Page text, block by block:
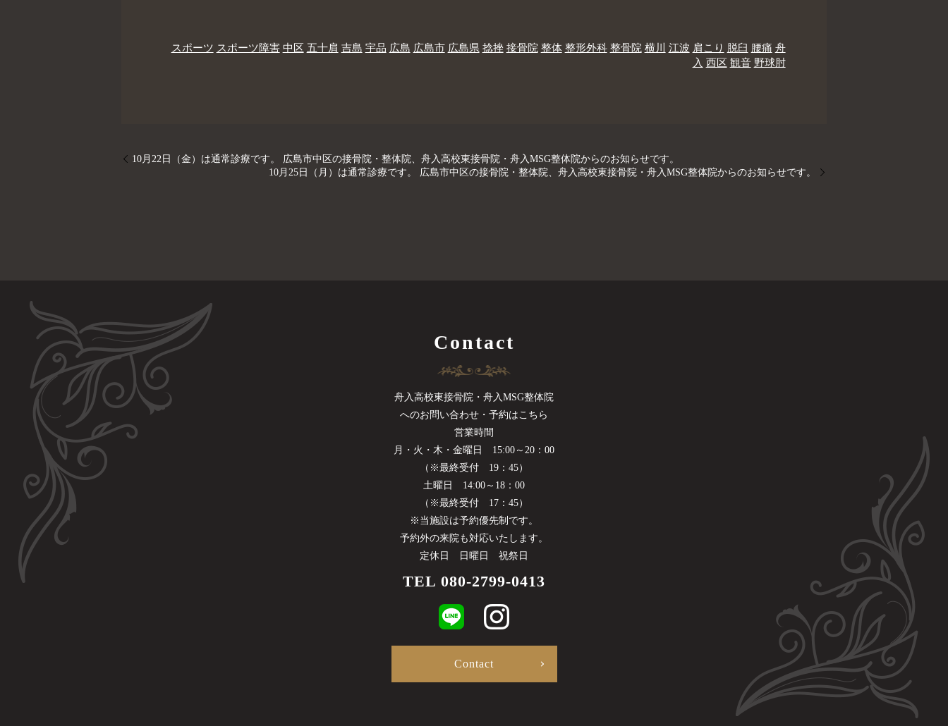
スポーツ スポーツ障害 中区 五十肩 吉島 宇品 広島 広島市 広島県 捻挫 接骨院 整体 整形外科 整骨院 横川 江波 肩こり 脱臼 腰痛 舟
入 西区 観音 野球肘
10月22日（金）は通常診療です。 広島市中区の接骨院・整体院、舟入高校東接骨院・舟入MSG整体院からのお知らせです。
10月25日（月）は通常診療です。 広島市中区の接骨院・整体院、舟入高校東接骨院・舟入MSG整体院からのお知らせです。
Contact
舟入高校東接骨院・舟入MSG整体院
へのお問い合わせ・予約はこちら
営業時間
月・火・木・金曜日
15:00～20：00
（※最終受付 19：45）
土曜日 14:00～18：00
（※最終受付 17：45）
※当施設は予約優先制です。
予約外の来院も対応いたします。
定休日 日曜日 祝祭日
TEL 080-2799-0413
Contact